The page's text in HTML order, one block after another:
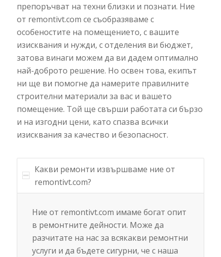
препоръчват на техни близки и познати. Ние
от remontivt.com се съобразяваме с
особеностите на помещението, с вашите
изисквания и нужди, с отделения ви бюджет,
затова винаги можем да ви дадем оптимално
най-доброто решение. Но освен това, екипът
ни ще ви помогне да намерите правилните
строителни материали за вас и вашето
помещение. Той ще свърши работата си бързо
и на изгодни цени, като спазва всички
изисквания за качество и безопасност.
Какви ремонти извършваме ние от
remontivt.com?
Ние от remontivt.com имаме богат опит
в ремонтните дейности. Може да
разчитате на нас за всякакви ремонтни
услуги и да бъдете сигурни, че с наша